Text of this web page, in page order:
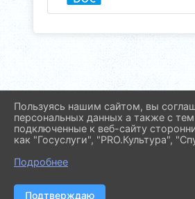
Пользуясь нашим сайтом, вы
персональных данных а также с
подключенные к веб-сайту
как "Госуслуги", "PRO.Культура",
Подробнее
Подтверждаю